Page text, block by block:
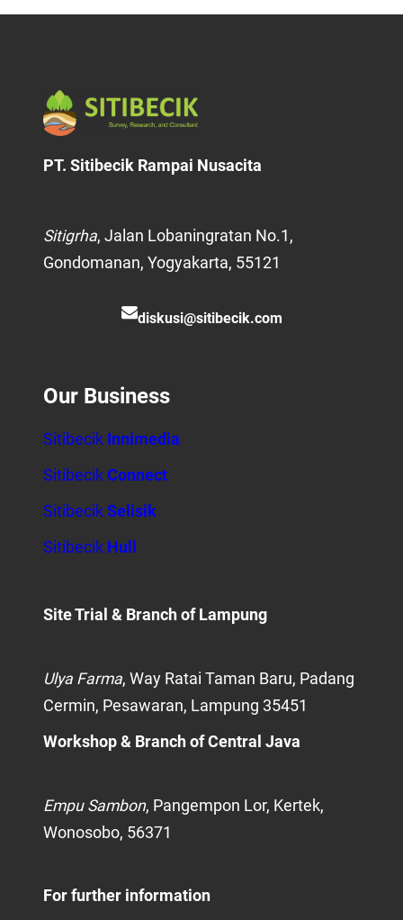
PT. Sitibecik Rampai Nusacita
Sitigrha, Jalan Lobaningratan No.1,
Gondomanan, Yogyakarta, 55121
diskusi@sitibecik.com
Our Business
Sitibecik Innimedia
Sitibecik Connect
Sitibecik Selisik
Sitibecik Hull
Site Trial & Branch of Lampung
Ulya Farma, Way Ratai Taman Baru, Padang
Cermin, Pesawaran, Lampung 35451
Workshop & Branch of Central Java
Empu Sambon, Pangempon Lor, Kertek,
Wonosobo, 56371
For further information